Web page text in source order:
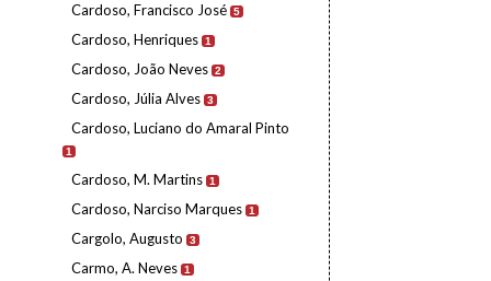
Cardoso, Francisco José 5
Cardoso, Henriques 1
Cardoso, João Neves 2
Cardoso, Júlia Alves 3
Cardoso, Luciano do Amaral Pinto
1
Cardoso, M. Martins 1
Cardoso, Narciso Marques 1
Cargolo, Augusto 3
Carmo, A. Neves 1